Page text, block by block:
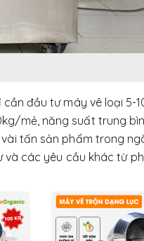
đầu tư máy vê loại 5-
mẻ, năng suất trung
tấn sản phẩm trong
và các yêu cầu khác từ